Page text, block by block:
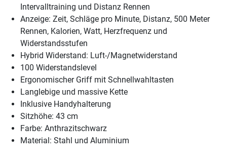
Intervalltraining und Distanz Rennen
Anzeige: Zeit, Schläge pro Minute, Distanz, 500 Meter
Rennen, Kalorien, Watt, Herzfrequenz und
Widerstandsstufen
Hybrid Widerstand: Luft-/Magnetwiderstand
100 Widerstandslevel
Ergonomischer Griff mit Schnellwahltasten
Langlebige und massive Kette
Inklusive Handyhalterung
Sitzhöhe: 43 cm
Farbe: Anthrazitschwarz
Material: Stahl und Aluminium